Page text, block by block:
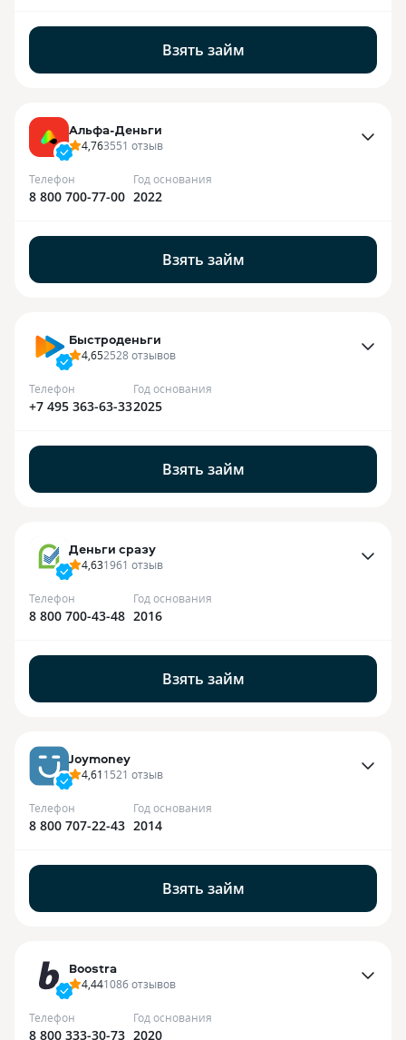
Взять займ
Альфа-Деньги
4,763551 отзыв
Телефон
8 800 700-77-00
Год основания
2022
Взять займ
Быстроденьги
4,652528отзывов
Телефон
+7 495 363-63-33
Год основания
2025
Взять займ
Деньги сразу
4,631961 отзыв
Телефон
8 800 700-43-48
Год основания
2016
Взять займ
Joymoney
4,611521 отзыв
Телефон
8 800 707-22-43
Год основания
2014
Взять займ
Boostra
4,441086отзывов
Телефон
8 800 333-30-73
Год основания
2020